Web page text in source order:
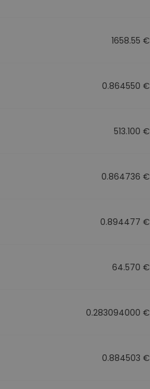
1658.55 €
0.864550 €
513.100 €
0.864736 €
0.894477 €
64.570 €
0.283094000 €
0.884503 €